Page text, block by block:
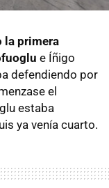
la primera
e Íñigo
defendiendo por
el
estaba
ya venía cuarto.